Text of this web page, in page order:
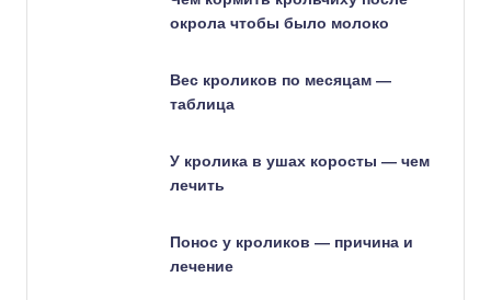
окрола чтобы было молоко
Вес кроликов по месяцам —
таблица
У кролика в ушах коросты — чем
лечить
Понос у кроликов — причина и
лечение